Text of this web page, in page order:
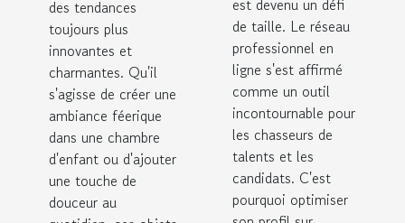
des tendances
toujours plus
innovantes et
charmantes. Qu'il
s'agisse de créer une
ambiance féerique
dans une chambre
d'enfant ou d'ajouter
une touche de
douceur au
est devenu un défi
de taille. Le réseau
professionnel en
ligne s'est affirmé
comme un outil
incontournable pour
les chasseurs de
talents et les
candidats. C'est
pourquoi optimiser